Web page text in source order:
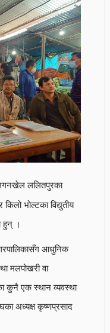
ललितपुरका
भोल्टका विद्युतीय
हुन् ।
आधुनिक
मलपोखरी वा
कुनै एक स्थान व्यवस्था
अध्यक्ष कृष्णप्रसाद